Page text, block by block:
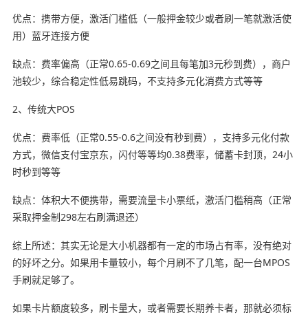
优点：携带方便，激活门槛低（一般押金较少或者刷一笔就激活使
用）蓝牙连接方便
缺点：费率偏高（正常0.65-0.69之间且每笔加3元秒到费），商户
池较少，综合稳定性低易跳码，不支持多元化消费方式等等
2、传统大POS
优点：费率低（正常0.55-0.6之间没有秒到费），支持多元化付款
方式，微信支付宝京东，闪付等等均0.38费率，储蓄卡封顶，24小
时秒到等等
缺点：体积大不便携带，需要流量卡小票纸，激活门槛稍高（正常
采取押金制298左右刷满退还）
综上所述：其实无论是大小机器都有一定的市场占有率，没有绝对
的好坏之分。如果用卡量较小，每个月刷不了几笔，配一台MPOS
手刷就足够了。
如果卡片额度较多，刷卡量大，或者需要长期养卡者，那就必须标